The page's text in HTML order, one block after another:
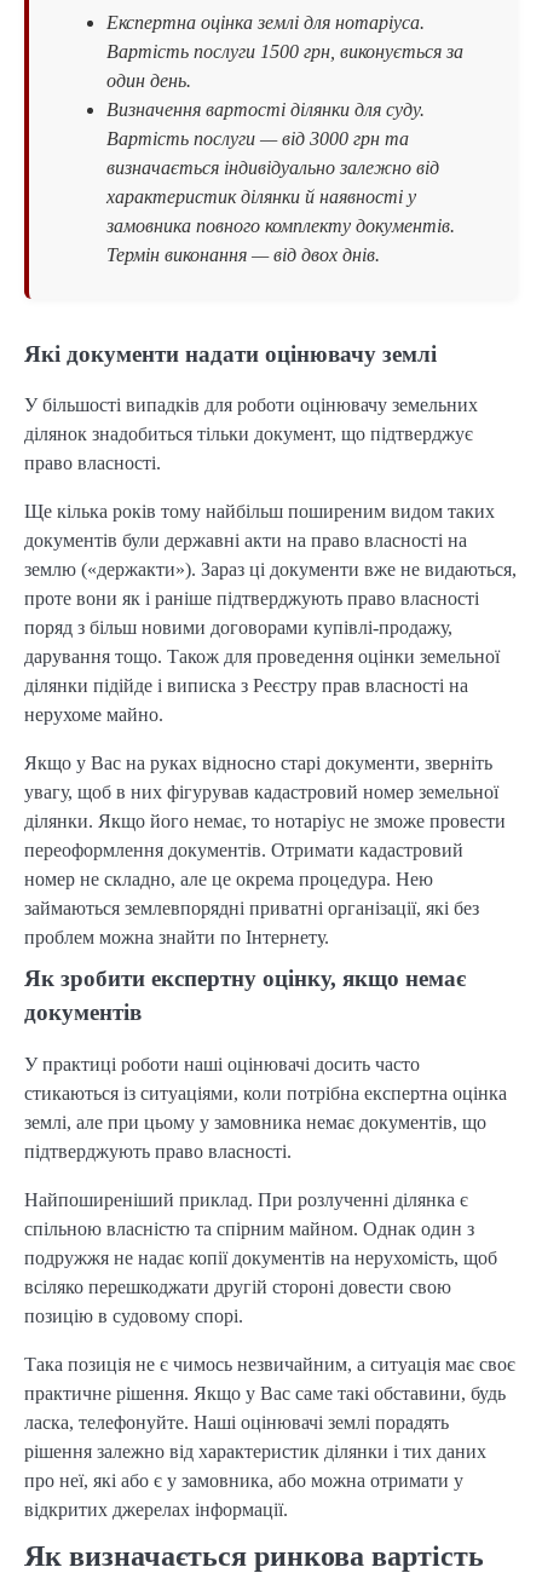
Експертна оцінка землі для нотаріуса.
Вартість послуги 1500 грн, виконується за
один день.
Визначення вартості ділянки для суду.
Вартість послуги — від 3000 грн та
визначається індивідуально залежно від
характеристик ділянки й наявності у
замовника повного комплекту документів.
Термін виконання — від двох днів.
Які документи надати оцінювачу землі
У більшості випадків для роботи оцінювачу земельних
ділянок знадобиться тільки документ, що підтверджує
право власності.
Ще кілька років тому найбільш поширеним видом таких
документів були державні акти на право власності на
землю («держакти»). Зараз ці документи вже не видаються,
проте вони як і раніше підтверджують право власності
поряд з більш новими договорами купівлі-продажу,
дарування тощо. Також для проведення оцінки земельної
ділянки підійде і виписка з Реєстру прав власності на
нерухоме майно.
Якщо у Вас на руках відносно старі документи, зверніть
увагу, щоб в них фігурував кадастровий номер земельної
ділянки. Якщо його немає, то нотаріус не зможе провести
переоформлення документів. Отримати кадастровий
номер не складно, але це окрема процедура. Нею
займаються землевпорядні приватні організації, які без
проблем можна знайти по Інтернету.
Як зробити експертну оцінку, якщо немає
документів
У практиці роботи наші оцінювачі досить часто
стикаються із ситуаціями, коли потрібна експертна оцінка
землі, але при цьому у замовника немає документів, що
підтверджують право власності.
Найпоширеніший приклад. При розлученні ділянка є
спільною власністю та спірним майном. Однак один з
подружжя не надає копії документів на нерухомість, щоб
всіляко перешкоджати другій стороні довести свою
позицію в судовому спорі.
Така позиція не є чимось незвичайним, а ситуація має своє
практичне рішення. Якщо у Вас саме такі обставини, будь
ласка, телефонуйте. Наші оцінювачі землі порадять
рішення залежно від характеристик ділянки і тих даних
про неї, які або є у замовника, або можна отримати у
відкритих джерелах інформації.
Як визначається ринкова вартість